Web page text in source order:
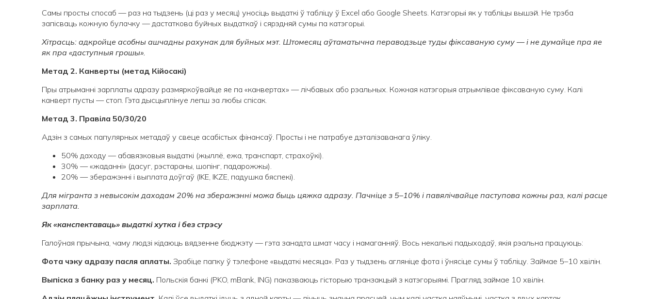
Самы просты спосаб — раз на тыдзень (ці раз у месяц) уносіць выдаткі ў табліцу ў Excel або Google Sheets. Катэгорыі як у табліцы вышэй. Не трэба
запісваць кожную булачку — дастаткова буйных выдаткаў і сярэдняй сумы па катэгорыі.
Хітрасць: адкройце асобны ашчадны рахунак для буйных мэт. Штомесяц аўтаматычна пераводзьце туды фіксаваную суму — і не думайце пра яе
як пра «даступныя грошы».
Метад 2. Канверты (метад Кійосакі)
Пры атрыманні зарплаты адразу размяркоўвайце яе па «канвертах» — лічбавых або рэальных. Кожная катэгорыя атрымлівае фіксаваную суму. Калі
канверт пусты — стоп. Гэта дысцыплінуе лепш за любы спісак.
Метад 3. Правіла 50/30/20
Адзін з самых папулярных метадаў у свеце асабістых фінансаў. Просты і не патрабуе дэталізаванага ўліку.
50% даходу — абавязковыя выдаткі (жыллё, ежа, транспарт, страхоўкі).
30% — «жаданні» (дасуг, рэстараны, шопінг, падарожжы).
20% — зберажэнні і выплата доўгаў (IKE, IKZE, падушка бяспекі).
Для мігранта з невысокім даходам 20% на зберажэнні можа быць цяжка адразу. Пачніце з 5–10% і павялічвайце паступова кожны раз, калі расце
зарплата.
Як «канспектаваць» выдаткі хутка і без стрэсу
Галоўная прычына, чаму людзі кідаюць вядзенне бюджэту — гэта занадта шмат часу і намаганняў. Вось некалькі падыходаў, якія рэальна працуюць:
Фота чэку адразу пасля аплаты. Зрабіце папку ў тэлефоне «выдаткі месяца». Раз у тыдзень агляніце фота і ўнясіце сумы ў табліцу. Займае 5–10 хвілін.
Выпіска з банку раз у месяц. Польскія банкі (PKO, mBank, ING) паказваюць гісторыю транзакцый з катэгорыямі. Прагляд займае 10 хвілін.